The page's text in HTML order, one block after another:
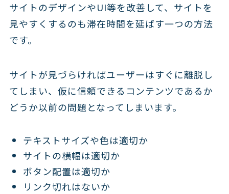
サイトのデザインやUI等を改善して、サイトを
見やすくするのも滞在時間を延ばす一つの方法
です。
サイトが見づらければユーザーはすぐに離脱し
てしまい、仮に信頼できるコンテンツであるか
どうか以前の問題となってしまいます。
テキストサイズや色は適切か
サイトの横幅は適切か
ボタン配置は適切か
リンク切れはないか